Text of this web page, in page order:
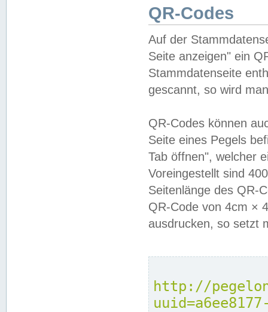
QR-Codes
Auf der
Seite anzeigen" ein
Stammdatenseite
gescannt, so wird
QR-Codes können
Seite eines Pegels
Tab öffnen", welcher
Voreingestellt sind
Seitenlänge des QR-
QR-Code von 4cm ×
ausdrucken, so setzt
http://